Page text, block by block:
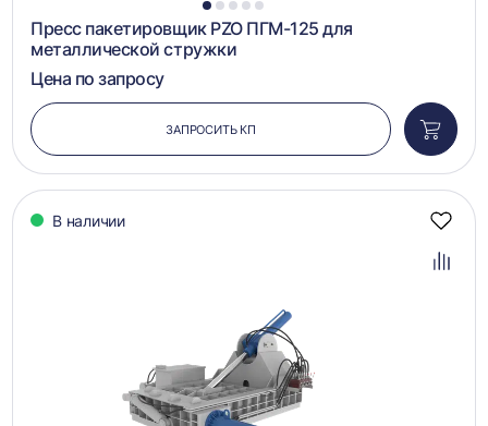
1 2 3 4 5
Пресс пакетировщик PZO ПГМ-125 для
металлической стружки
Цена по запросу
ЗАПРОСИТЬ КП
в
В наличии